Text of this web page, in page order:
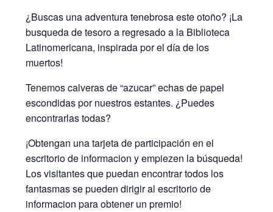
¿Buscas una adventura tenebrosa este otoño? ¡La
busqueda de tesoro a regresado a la Biblioteca
Latinomericana, inspirada por el día de los
muertos!
Tenemos calveras de “azucar” echas de papel
escondidas por nuestros estantes. ¿Puedes
encontrarlas todas?
¡Obtengan una tarjeta de participación en el
escritorio de informacion y empiezen la búsqueda!
Los visitantes que puedan encontrar todos los
fantasmas se pueden dirigir al escritorio de
informacion para obtener un premio!